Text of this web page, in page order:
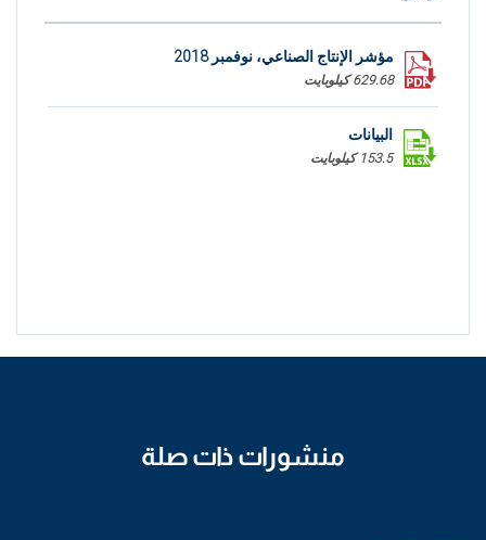
مؤشر الإنتاج الصناعي، نوفمبر 2018
629.68 كيلوبايت
البيانات
153.5 كيلوبايت
منشورات ذات صلة